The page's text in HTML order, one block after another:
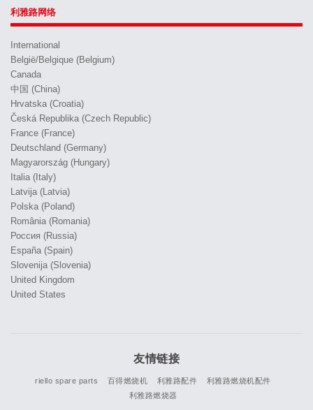
利雅路网络
International
België/Belgique (Belgium)
Canada
中国 (China)
Hrvatska (Croatia)
Česká Republika (Czech Republic)
France (France)
Deutschland (Germany)
Magyarország (Hungary)
Italia (Italy)
Latvija (Latvia)
Polska (Poland)
România (Romania)
Россия (Russia)
España (Spain)
Slovenija (Slovenia)
United Kingdom
United States
友情链接
riello spare parts 百得燃烧机 利雅路配件
利雅路燃烧机配件
利雅路燃烧器